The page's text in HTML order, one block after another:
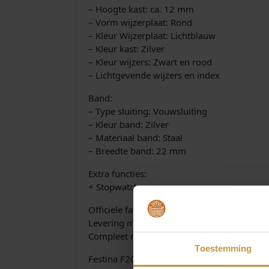
Toestemming
– Hoogte kast: ca. 12 mm
– Vorm wijzerplaat: Rond
– Kleur Wijzerplaat: Lichtblauw
– Kleur kast: Zilver
– Kleur wijzers: Zwart en rood
– Lichtgevende wijzers en index
Band:
– Type sluiting: Vouwsluiting
– Kleur band: Zilver
– Materiaal band: Staal
– Breedte band: 22 mm
Extra functies:
+ Stopwatch
Officiele fabrieksgarantie 2 jaar
Levering met NL-gebruiksaanwijzing!
Compleet met luxe Festina Watch-Box
Festina F20694-2